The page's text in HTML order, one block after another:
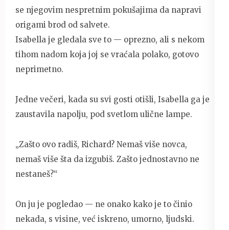
se njegovim nespretnim pokušajima da napravi
origami brod od salvete.
Isabella je gledala sve to — oprezno, ali s nekom
tihom nadom koja joj se vraćala polako, gotovo
neprimetno.
Jedne večeri, kada su svi gosti otišli, Isabella ga je
zaustavila napolju, pod svetlom ulične lampe.
„Zašto ovo radiš, Richard? Nemaš više novca,
nemaš više šta da izgubiš. Zašto jednostavno ne
nestaneš?“
On ju je pogledao — ne onako kako je to činio
nekada, s visine, već iskreno, umorno, ljudski.